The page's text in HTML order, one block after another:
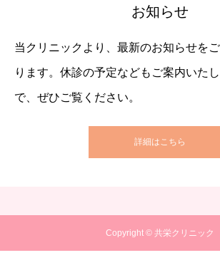
お知らせ
当クリニックより、最新のお知らせを
ります。休診の予定などもご案内いた
で、ぜひご覧ください。
詳細はこちら
Copyright © 共栄クリニック